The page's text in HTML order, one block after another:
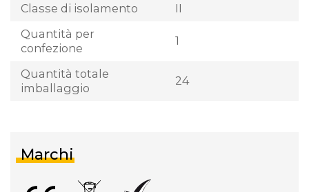
Classe di isolamento
II
Quantità per
confezione
1
Quantità totale
imballaggio
24
Marchi